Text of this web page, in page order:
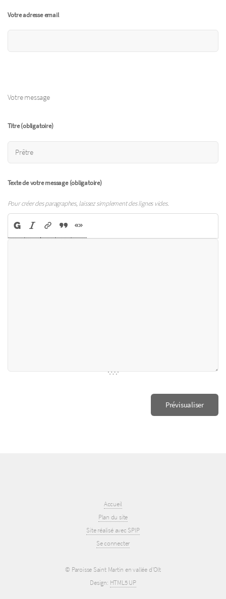
Votre adresse email
Votre message
Titre (obligatoire)
Texte de votre message (obligatoire)
Pour créer des paragraphes, laissez simplement des lignes vides.
Accueil
Plan du site
Site réalisé avec SPIP
Se connecter
© Paroisse Saint Martin en vallée d’Olt
Design: HTML5 UP